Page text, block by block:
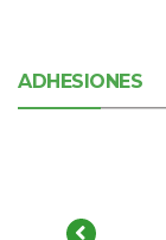
ADHESIONES